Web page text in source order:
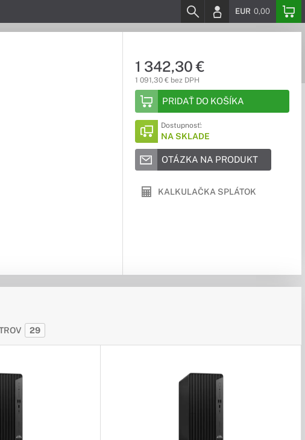
EUR 0,00
1 342,30 €
1 091,30 € bez DPH
PRIDAŤ DO KOŠÍKA
Dostupnosť:
NA SKLADE
OTÁZKA NA PRODUKT
KALKULAČKA SPLÁTOK
29